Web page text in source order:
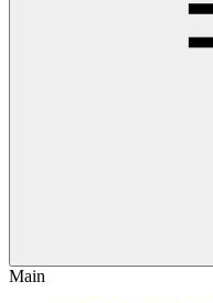
Main